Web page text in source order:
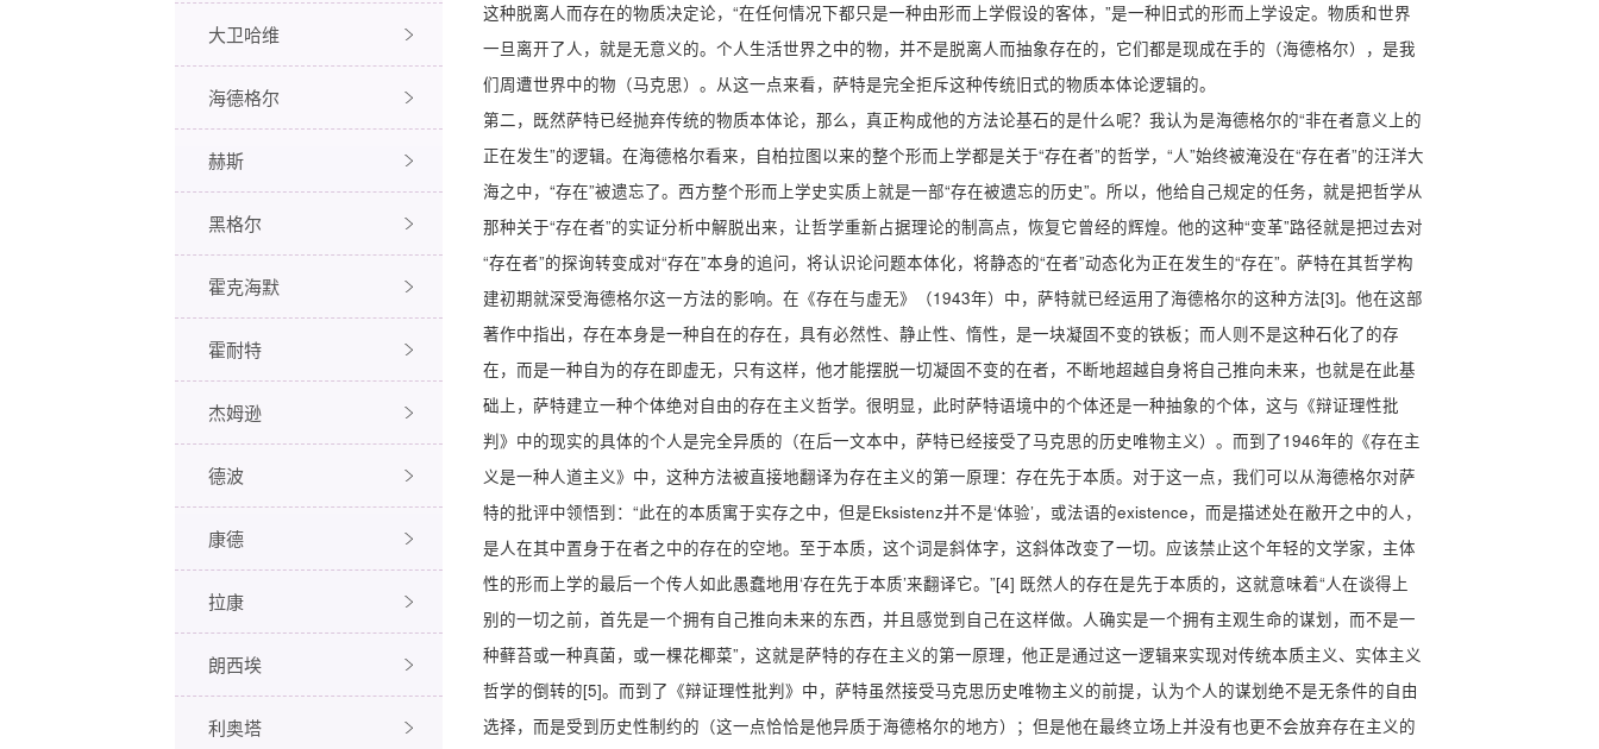
大卫哈维
海德格尔
赫斯
黑格尔
霍克海默
霍耐特
杰姆逊
德波
康德
拉康
朗西埃
利奥塔
这种脱离人而存在的物质决定论，“在任何情况下都只是一种由形而上学假设的客体，”是一种旧式的形而上学设定。物质和世界
一旦离开了人，就是无意义的。个人生活世界之中的物，并不是脱离人而抽象存在的，它们都是现成在手的（海德格尔），是我
们周遭世界中的物（马克思）。从这一点来看，萨特是完全拒斥这种传统旧式的物质本体论逻辑的。
第二，既然萨特已经抛弃传统的物质本体论，那么，真正构成他的方法论基石的是什么呢？我认为是海德格尔的“非在者意义上的
正在发生”的逻辑。在海德格尔看来，自柏拉图以来的整个形而上学都是关于“存在者”的哲学，“人”始终被淹没在“存在者”的汪洋大
海之中，“存在”被遗忘了。西方整个形而上学史实质上就是一部“存在被遗忘的历史”。所以，他给自己规定的任务，就是把哲学从
那种关于“存在者”的实证分析中解脱出来，让哲学重新占据理论的制高点，恢复它曾经的辉煌。他的这种“变革”路径就是把过去对
“存在者”的探询转变成对“存在”本身的追问，将认识论问题本体化，将静态的“在者”动态化为正在发生的“存在”。萨特在其哲学构
建初期就深受海德格尔这一方法的影响。在《存在与虚无》（1943年）中，萨特就已经运用了海德格尔的这种方法[3]。他在这部
著作中指出，存在本身是一种自在的存在，具有必然性、静止性、惰性，是一块凝固不变的铁板；而人则不是这种石化了的存
在，而是一种自为的存在即虚无，只有这样，他才能摆脱一切凝固不变的在者，不断地超越自身将自己推向未来，也就是在此基
础上，萨特建立一种个体绝对自由的存在主义哲学。很明显，此时萨特语境中的个体还是一种抽象的个体，这与《辩证理性批
判》中的现实的具体的个人是完全异质的（在后一文本中，萨特已经接受了马克思的历史唯物主义）。而到了1946年的《存在主
义是一种人道主义》中，这种方法被直接地翻译为存在主义的第一原理：存在先于本质。对于这一点，我们可以从海德格尔对萨
特的批评中领悟到：“此在的本质寓于实存之中，但是Eksistenz并不是‘体验’，或法语的existence，而是描述处在敝开之中的人，
是人在其中置身于在者之中的存在的空地。至于本质，这个词是斜体字，这斜体改变了一切。应该禁止这个年轻的文学家，主体
性的形而上学的最后一个传人如此愚蠢地用‘存在先于本质’来翻译它。”[4] 既然人的存在是先于本质的，这就意味着“人在谈得上
别的一切之前，首先是一个拥有自己推向未来的东西，并且感觉到自己在这样做。人确实是一个拥有主观生命的谋划，而不是一
种藓苔或一种真菌，或一棵花椰菜”，这就是萨特的存在主义的第一原理，他正是通过这一逻辑来实现对传统本质主义、实体主义
哲学的倒转的[5]。而到了《辩证理性批判》中，萨特虽然接受马克思历史唯物主义的前提，认为个人的谋划绝不是无条件的自由
选择，而是受到历史性制约的（这一点恰恰是他异质于海德格尔的地方）；但是他在最终立场上并没有也更不会放弃存在主义的